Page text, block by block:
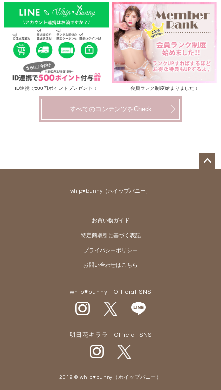
ID連携で500円ポイントプレゼント！ 会員ランク制度始まりました！
すべてのコンテンツをCheck
whip♥bunny（ホイップバニー）
お買い物ガイド
特定商取引に基づく表記
プライバシーポリシー
お問い合わせはこちら
whip♥bunny Official SNS
明日花キララ Official SNS
2019 © whip♥bunny（ホイップバニー）